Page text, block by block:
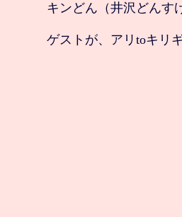
キンどん（井沢どんす